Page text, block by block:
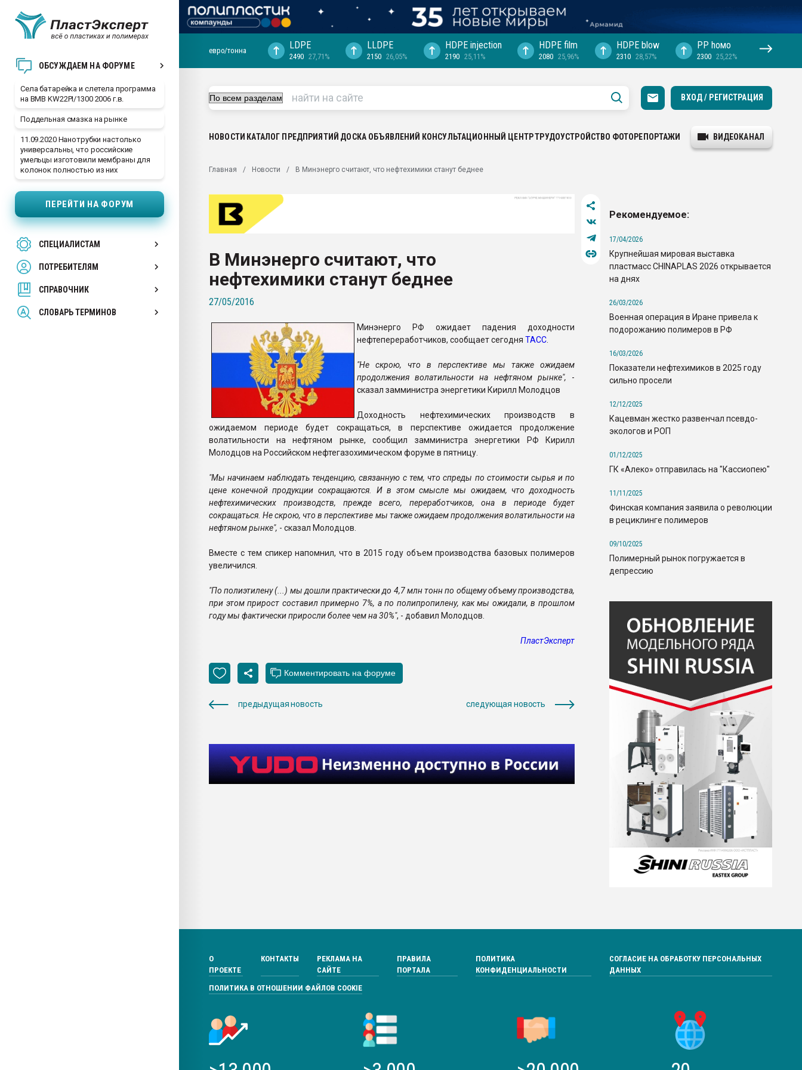
ОБСУЖДАЕМ НА ФОРУМЕ
Села батарейка и слетела программа
на BMB KW22PI/1300 2006 г.в.
Поддельная смазка на рынке
11.09.2020 Нанотрубки настолько
универсальны, что российские
умельцы изготовили мембраны для
колонок полностью из них
ПЕРЕЙТИ НА ФОРУМ
СПЕЦИАЛИСТАМ
ПОТРЕБИТЕЛЯМ
СПРАВОЧНИК
СЛОВАРЬ ТЕРМИНОВ
Помощь в подборе материала
ближайшее подмосковье, с.-в.
28.07.2026 Автоматизация выходит на
28.07.2026 "Технониколь" довольна
ситуацией на строительном рынке
Материал поверхности пуансона для
вакуумного формования
евро/тонна LDPE
2490 27,71%
LLDPE
2150 26,05%
HDPE injection
2190 25,11%
HDPE film
2080 25,96%
HDPE blow
2310 28,57%
PP hомо
2300 25,22%
ВХОД / РЕГИСТРАЦИЯ
НОВОСТИ КАТАЛОГ ПРЕДПРИЯТИЙ ДОСКА ОБЪЯВЛЕНИЙ КОНСУЛЬТАЦИОННЫЙ ЦЕНТРТРУДОУСТРОЙСТВО ФОТОРЕПОРТАЖИ ВИДЕОКАНАЛ
Главная Новости В Минэнерго считают, что нефтехимики станут беднее
В Минэнерго считают, что
нефтехимики станут беднее
27/05/2016
Минэнерго РФ ожидает падения доходности
нефтепереработчиков, сообщает сегодня ТАСС.
"Не скрою, что в перспективе мы также ожидаем
продолжения волатильности на нефтяном рынке", -
сказал замминистра энергетики Кирилл Молодцов
Доходность нефтехимических производств в
ожидаемом периоде будет сокращаться, в перспективе ожидается продолжение
волатильности на нефтяном рынке, сообщил замминистра энергетики РФ Кирилл
Молодцов на Российском нефтегазохимическом форуме в пятницу.
"Мы начинаем наблюдать тенденцию, связанную с тем, что спреды по стоимости сырья и по
цене конечной продукции сокращаются. И в этом смысле мы ожидаем, что доходность
нефтехимических производств, прежде всего, переработчиков, она в периоде будет
сокращаться. Не скрою, что в перспективе мы также ожидаем продолжения волатильности на
нефтяном рынке", - сказал Молодцов.
Вместе с тем спикер напомнил, что в 2015 году объем производства базовых полимеров
увеличился.
"По полиэтилену (...) мы дошли практически до 4,7 млн тонн по общему объему производства,
при этом прирост составил примерно 7%, а по полипропилену, как мы ожидали, в прошлом
году мы фактически приросли более чем на 30%", - добавил Молодцов.
ПластЭксперт
предыдущая новость следующая новость
Рекомендуемое:
17/04/2026
Крупнейшая мировая выставка
пластмасс CHINAPLAS 2026 открывается
на днях
26/03/2026
Военная операция в Иране привела к
подорожанию полимеров в РФ
16/03/2026
Показатели нефтехимиков в 2025 году
сильно просели
12/12/2025
Кацевман жестко развенчал псевдо-
экологов и РОП
01/12/2025
ГК «Алеко» отправилась на "Кассиопею"
11/11/2025
Финская компания заявила о революции
в рециклинге полимеров
09/10/2025
Полимерный рынок погружается в
депрессию
О
ПРОЕКТЕ
КОНТАКТЫ
РЕКЛАМА НА
САЙТЕ
ПРАВИЛА
ПОРТАЛА
ПОЛИТИКА
КОНФИДЕНЦИАЛЬНОСТИ
СОГЛАСИЕ НА ОБРАБОТКУ ПЕРСОНАЛЬНЫХ
ДАННЫХ
ПОЛИТИКА В ОТНОШЕНИИ ФАЙЛОВ COOKIE